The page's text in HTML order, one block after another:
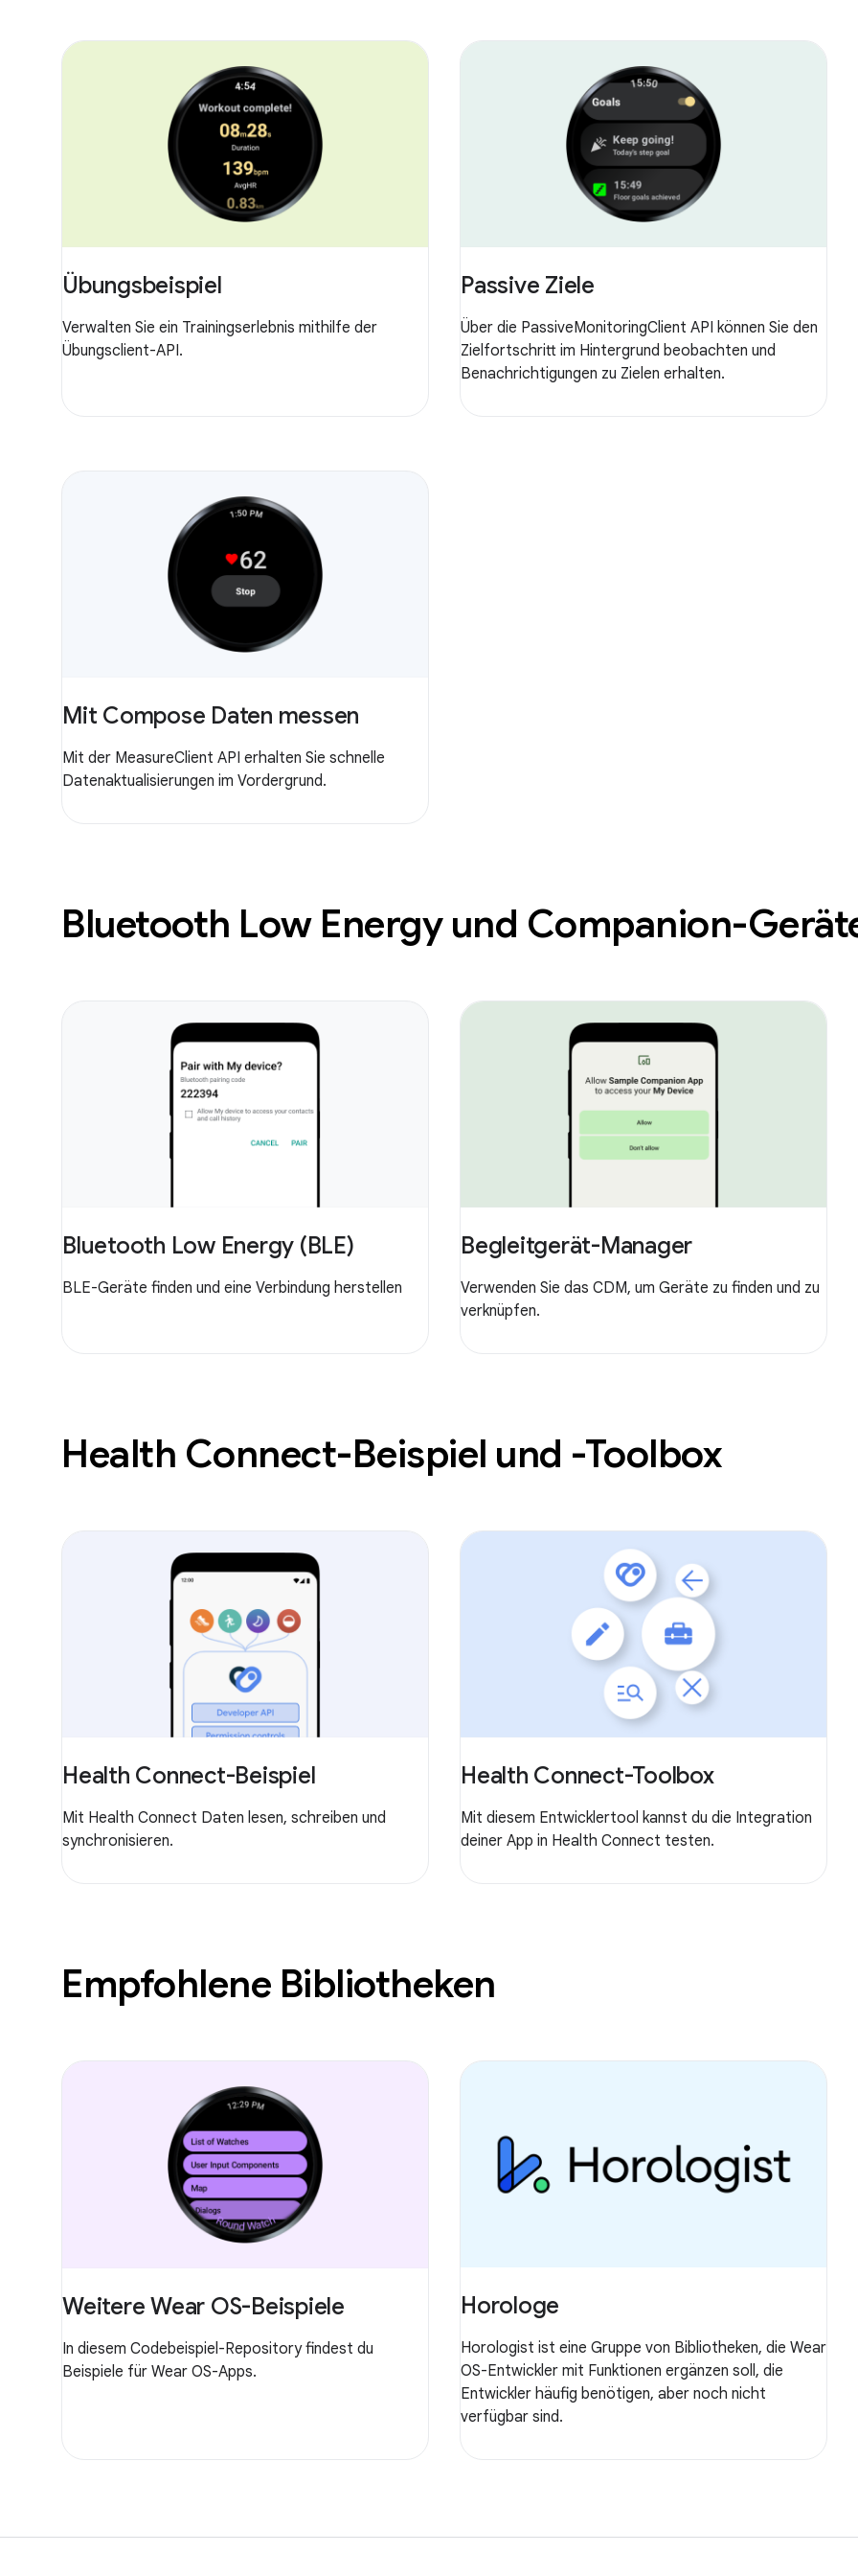
Übungsbeispiel
Verwalten Sie ein Trainingserlebnis mithilfe der
Übungsclient-API.
Passive Ziele
Über die PassiveMonitoringClient API können Sie den
Zielfortschritt im Hintergrund beobachten und
Benachrichtigungen zu Zielen erhalten.
Mit Compose Daten messen
Mit der MeasureClient API erhalten Sie schnelle
Datenaktualisierungen im Vordergrund.
Bluetooth Low Energy und Companion-
Bluetooth Low Energy (BLE)
BLE-Geräte finden und eine Verbindung herstellen
Begleitgerät-Manager
Verwenden Sie das CDM, um Geräte zu finden und zu
verknüpfen.
Health Connect-Beispiel und -Toolbox
Health Connect-Beispiel
Mit Health Connect Daten lesen, schreiben und
synchronisieren.
Health Connect-Toolbox
Mit diesem Entwicklertool kannst du die Integration
deiner App in Health Connect testen.
Empfohlene Bibliotheken
Weitere Wear OS-Beispiele
In diesem Codebeispiel-Repository findest du
Beispiele für Wear OS-Apps.
Horologe
Horologist ist eine Gruppe von Bibliotheken, die Wear
OS-Entwickler mit Funktionen ergänzen soll, die
Entwickler häufig benötigen, aber noch nicht
verfügbar sind.